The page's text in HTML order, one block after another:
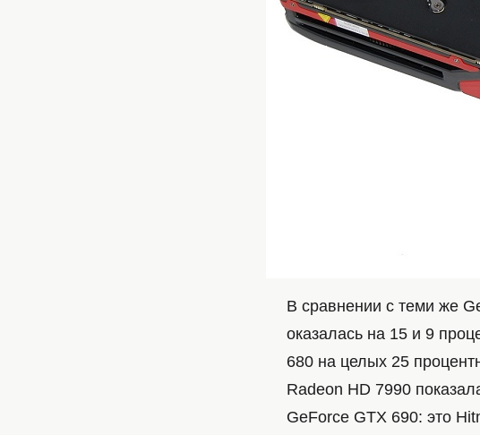
В сравнении с теми же
оказалась на 15 и 9
680 на целых 25
Radeon HD 7990
GeForce GTX 690: это